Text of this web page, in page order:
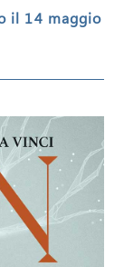
il 14 maggio